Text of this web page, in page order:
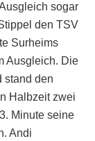
sogar
den TSV
Surheims
Ausgleich. Die
stand den
Halbzeit zwei
Minute seine
Andi